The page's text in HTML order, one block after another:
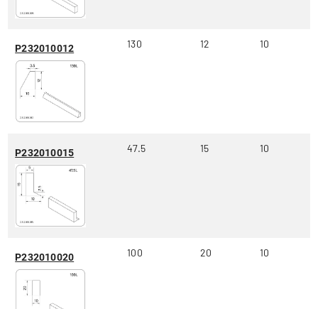
P232010012 130 12 10
P232010015 47.5 15 10
P232010020 100 20 10